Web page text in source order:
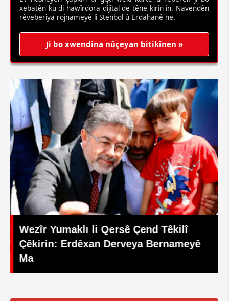
xebatên ku di hawîrdora dîjîtal de têne kirin in. Navendên
rêveberiya rojnameyê li Stenbol û Erdahanê ne.
Ji bo xwendina nûçeyan bitikînen »
Serokê Şaredariya Çewlikê Erdal
Arıkan Tevlî Civîna Nirxandina